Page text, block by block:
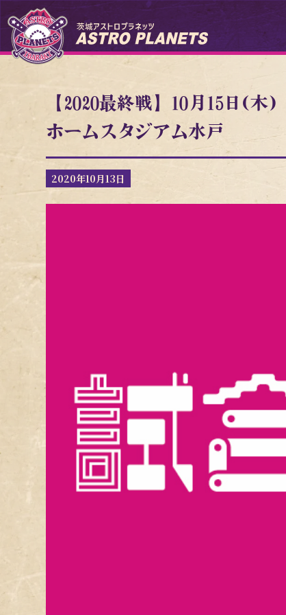
【2020最終戦】10月15日(木
ホームスタジアム水戸
2020年10月13日